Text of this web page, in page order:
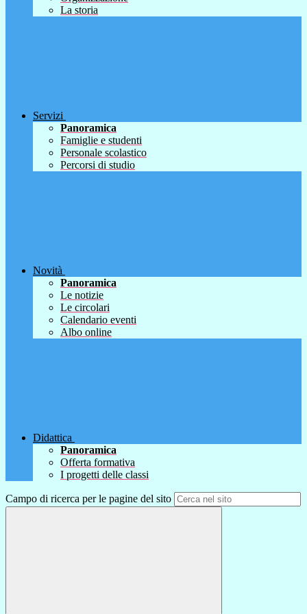
La storia
Servizi
Panoramica
Famiglie e studenti
Personale scolastico
Percorsi di studio
Novità
Panoramica
Le notizie
Le circolari
Calendario eventi
Albo online
Didattica
Panoramica
Offerta formativa
I progetti delle classi
Campo di ricerca per le pagine del sito